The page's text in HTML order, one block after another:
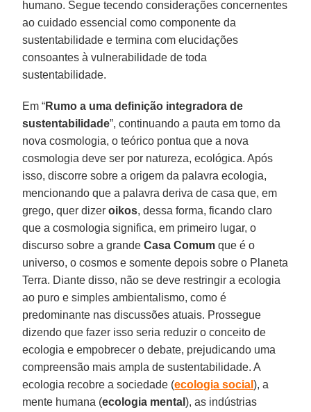
humano. Segue tecendo considerações concernentes
ao cuidado essencial como componente da
sustentabilidade e termina com elucidações
consoantes à vulnerabilidade de toda
sustentabilidade.
Em “Rumo a uma definição integradora de
sustentabilidade”, continuando a pauta em torno da
nova cosmologia, o teórico pontua que a nova
cosmologia deve ser por natureza, ecológica. Após
isso, discorre sobre a origem da palavra ecologia,
mencionando que a palavra deriva de casa que, em
grego, quer dizeroikos, dessa forma, ficando claro
que a cosmologia significa, em primeiro lugar, o
discurso sobre a grandeCasa Comum que é o
universo, o cosmos e somente depois sobre o Planeta
Terra. Diante disso, não se deve restringir a ecologia
ao puro e simples ambientalismo, como é
predominante nas discussões atuais. Prossegue
dizendo que fazer isso seria reduzir o conceito de
ecologia e empobrecer o debate, prejudicando uma
compreensão mais ampla de sustentabilidade. A
ecologia recobre a sociedade (ecologia social), a
mente humana (ecologia mental), as indústrias